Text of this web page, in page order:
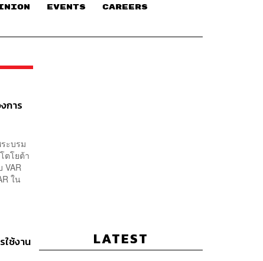
EVENTS CAREERS
การ
ะบรม
ตโยต้า
VAR
ใน
ช้งาน
LATEST